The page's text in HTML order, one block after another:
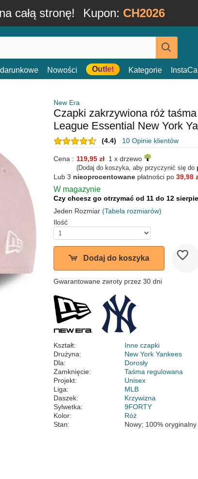
całą stronę! Kupon: CH2026
Nowości Outlet Kategorie
New Era
Czapki zakrzywiona róż
League Essential New York
(4.4) 10 Opinie klientów
Cena : 119,95 zł 1 x drzewo
(Dodaj do koszyka, aby przyczynić się do
Lub 3 nieoprocentowane płatności po 39,98
W magazynie
Czy chcesz go otrzymać od 11 do 12
Jeden Rozmiar (Tabela rozmiarów)
Ilość
Dodaj do koszyka
Gwarantowane zwroty przez 30 dni
Kształt:
Inne czapki
Drużyna:
New York Yankees
Dla:
Dorosły
Zamknięcie:
Taśma regulowana
Projekt:
Unisex
Liga:
MLB
Daszek:
Krzywizna
Sylwetka:
9FORTY
Kolor:
Róż
Stan:
Nowy; 100% oryginalny